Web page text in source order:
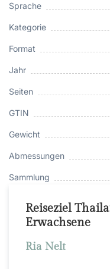
Sprache
Kategorie
Format
Jahr
Seiten
GTIN
Gewicht
Abmessungen
Sammlung
Reiseziel
Erwachsene
Ria Nelt